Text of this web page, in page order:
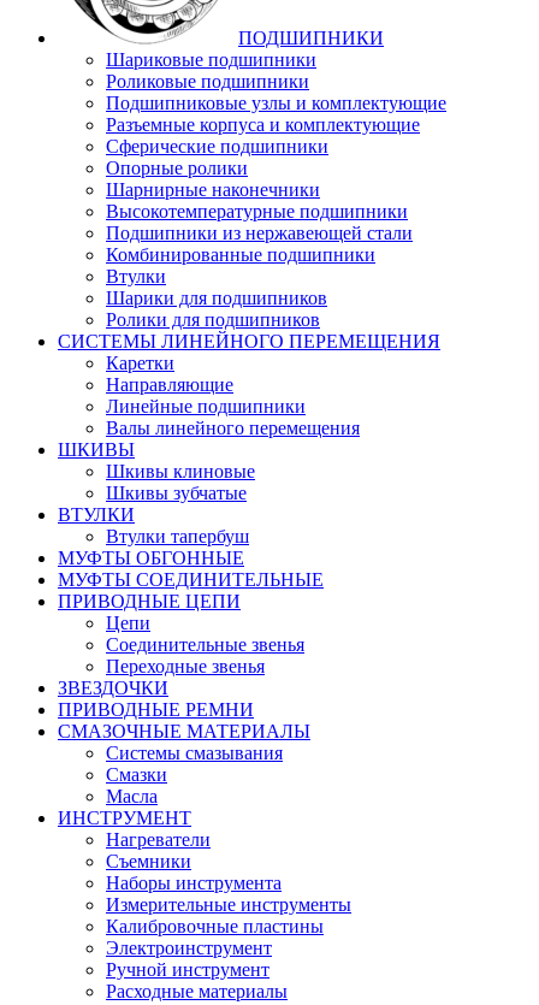
ПОДШИПНИКИ
Шариковые подшипники
Роликовые подшипники
Подшипниковые узлы и комплектующие
Разъемные корпуса и комплектующие
Сферические подшипники
Опорные ролики
Шарнирные наконечники
Высокотемпературные подшипники
Подшипники из нержавеющей стали
Комбинированные подшипники
Втулки
Шарики для подшипников
Ролики для подшипников
СИСТЕМЫ ЛИНЕЙНОГО ПЕРЕМЕЩЕНИЯ
Каретки
Направляющие
Линейные подшипники
Валы линейного перемещения
ШКИВЫ
Шкивы клиновые
Шкивы зубчатые
ВТУЛКИ
Втулки тапербуш
МУФТЫ ОБГОННЫЕ
МУФТЫ СОЕДИНИТЕЛЬНЫЕ
ПРИВОДНЫЕ ЦЕПИ
Цепи
Соединительные звенья
Переходные звенья
ЗВЕЗДОЧКИ
ПРИВОДНЫЕ РЕМНИ
СМАЗОЧНЫЕ МАТЕРИАЛЫ
Системы смазывания
Смазки
Масла
ИНСТРУМЕНТ
Нагреватели
Съемники
Наборы инструмента
Измерительные инструменты
Калибровочные пластины
Электроинструмент
Ручной инструмент
Расходные материалы